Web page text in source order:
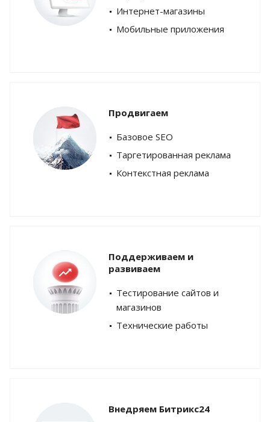
Интернет-магазины
Мобильные приложения
Продвигаем
Базовое SEO
Таргетированная реклама
Контекстная реклама
Поддерживаем и
развиваем
Тестирование сайтов и
магазинов
Технические работы
Внедряем Битрикс24